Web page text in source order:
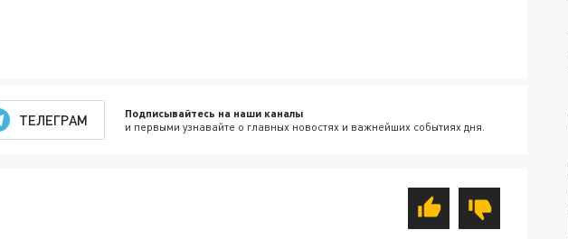
ТЕЛЕГРАМ Подписывайтесь на наши каналы
и первыми узнавайте о главных новостях и важнейших событиях дня.